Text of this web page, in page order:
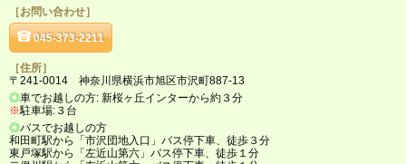
［お問い合わせ］
045-373-2211
［住所］
〒241-0014 神奈川県横浜市旭区市沢町887-13
◎車でお越しの方: 新桜ヶ丘インターから約３分
※駐車場:３台
◎バスでお越しの方
和田町駅から「市沢団地入口」バス停下車、徒歩３分
東戸塚駅から「左近山第六」バス停下車、徒歩１分